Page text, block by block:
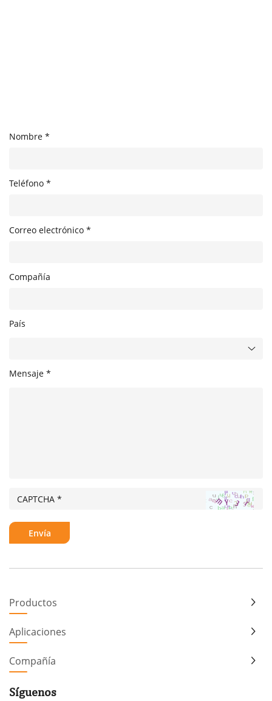
Nombre *
Teléfono *
Correo electrónico *
Compañía
País
Mensaje *
Síguenos
Productos
Aplicaciones
Compañía